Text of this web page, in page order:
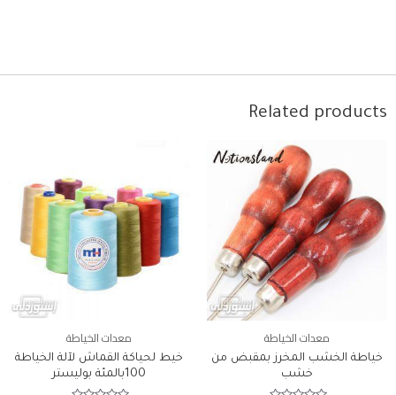
Related products
معدات الخياطة
خياطة الخشب المخرز بمقبض من
خشب
معدات الخياطة
خيط لحياكة القماش لآلة الخياطة
100بالمئة بوليستر